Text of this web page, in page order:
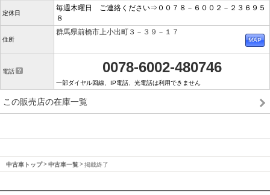
定休日
毎週木曜日 ご連絡ください⇒００７８－６００２－２３６９５
８
住所
群馬県前橋市上小出町３－３９－１７
電話 0078-6002-480746
一部ダイヤル回線、IP電話、光電話は利用できません
この販売店の在庫一覧
中古車トップ 中古車一覧 掲載終了